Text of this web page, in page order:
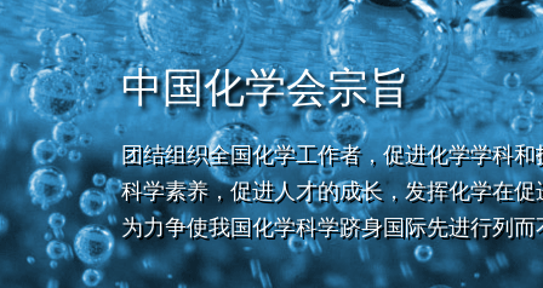
中国化学会宗旨
团结组织全国化学工作者，促进化学学科
科学素养，促进人才的成长，发挥化学在
为力争使我国化学科学跻身国际先进行列